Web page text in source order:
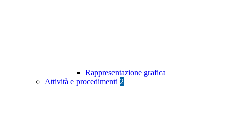
Rappresentazione grafica
Attività e procedimenti 2